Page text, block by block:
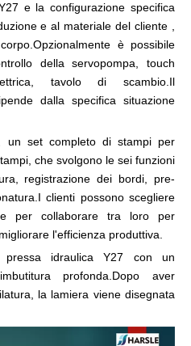
e la configurazione specifica
e al materiale del cliente ,
è possibile
della servopompa, touch
tavolo di scambio.Il
dalla specifica situazione
un set completo di stampi per
che svolgono le sei funzioni
registrazione dei bordi, pre-
clienti possono scegliere
per collaborare tra loro per
l'efficienza produttiva.
pressa idraulica Y27 con un
profonda.Dopo aver
la lamiera viene disegnata